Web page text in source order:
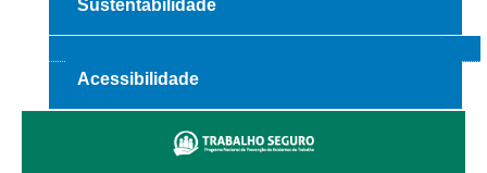
Audiências e Sessões
Calendário das Sessões da 1ª Turma 2026
Calendário das Sessões da 3ª Turma 2026
Sustentabilidade
Acessibilidade